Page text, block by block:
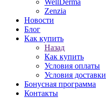
WellDerma
Zenzia
Новости
Блог
Как купить
Назад
Как купить
Условия оплаты
Условия доставки
Бонусная программа
Контакты